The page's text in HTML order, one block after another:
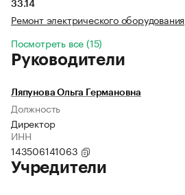
33.14
Ремонт электрического оборудования
Посмотреть все (15)
Руководители
Ляпунова Ольга Германовна
Должность
Директор
ИНН
143506141063
Учредители